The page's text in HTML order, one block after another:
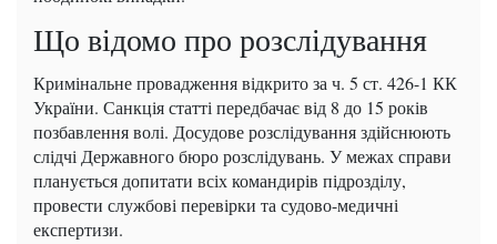
Що відомо про розслідування
Кримінальне провадження відкрито за ч. 5 ст. 426-1 КК
України. Санкція статті передбачає від 8 до 15 років
позбавлення волі. Досудове розслідування здійснюють
слідчі Державного бюро розслідувань. У межах справи
планується допитати всіх командирів підрозділу,
провести службові перевірки та судово-медичні
експертизи.